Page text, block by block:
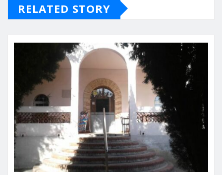
RELATED STORY